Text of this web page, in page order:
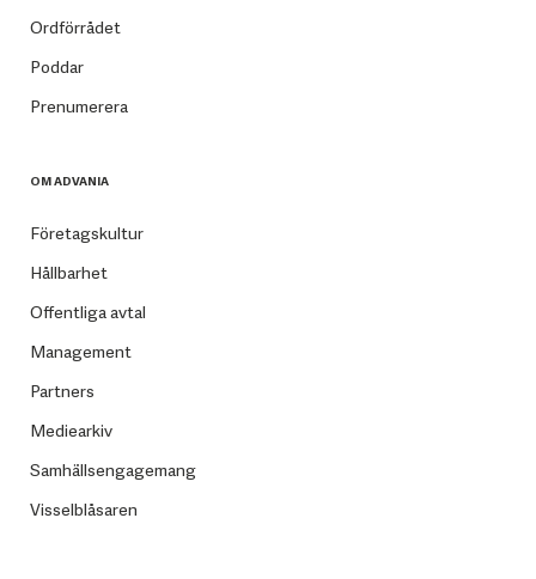
Ordförrådet
Poddar
Prenumerera
OM ADVANIA
Företagskultur
Hållbarhet
Offentliga avtal
Management
Partners
Mediearkiv
Samhällsengagemang
Visselblåsaren